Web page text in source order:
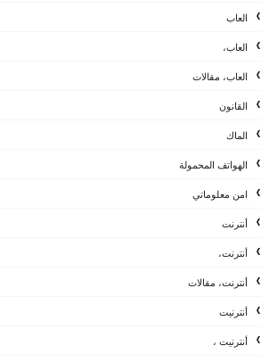
العاب
العاب،
العاب، مقالات
القانون
الماك
الهواتف المحمولة
امن معلوماتي
أنترنت
أنترنت،
أنترنت، مقالات
أنترنيت
أنترنيت ،